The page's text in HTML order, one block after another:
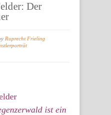
Der
Ruprecht Frieling
ist ein